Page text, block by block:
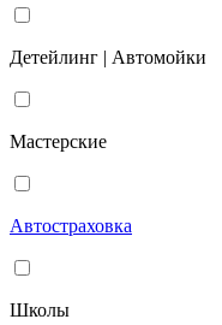
Детейлинг | Автомойки
Мастерские
Автостраховка
Школы